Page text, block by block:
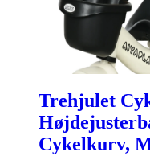
Trehjulet
Cykelkurv,